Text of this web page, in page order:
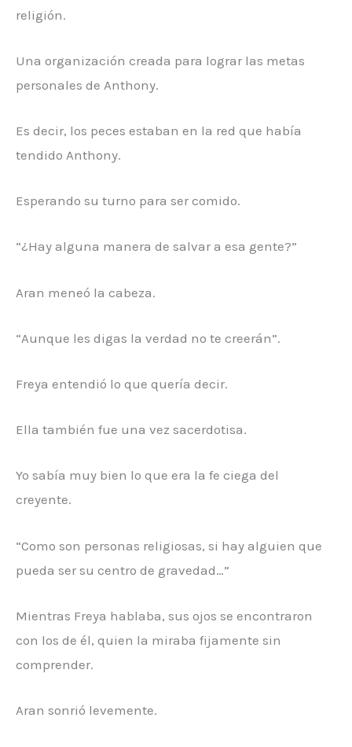
religión.
Una organización creada para lograr las metas
personales de Anthony.
Es decir, los peces estaban en la red que había
tendido Anthony.
Esperando su turno para ser comido.
“¿Hay alguna manera de salvar a esa gente?”
Aran meneó la cabeza.
“Aunque les digas la verdad no te creerán”.
Freya entendió lo que quería decir.
Ella también fue una vez sacerdotisa.
Yo sabía muy bien lo que era la fe ciega del
creyente.
“Como son personas religiosas, si hay alguien que
pueda ser su centro de gravedad…”
Mientras Freya hablaba, sus ojos se encontraron
con los de él, quien la miraba fijamente sin
comprender.
Aran sonrió levemente.